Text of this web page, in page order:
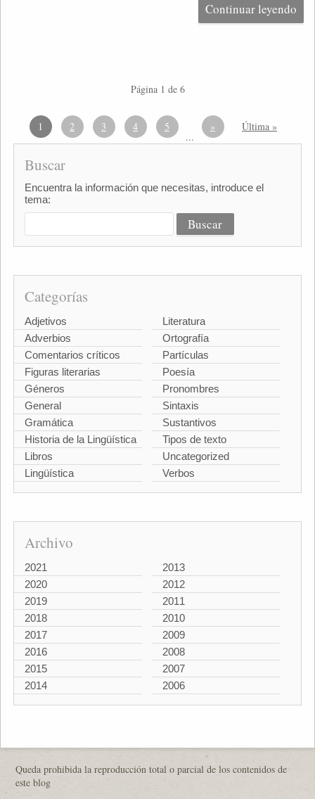
Continuar leyendo
Página 1 de 6
1 2 3 4 5
...
» Última »
Buscar
Encuentra la información que necesitas, introduce el
tema:
Categorías
Adjetivos
Adverbios
Comentarios críticos
Figuras literarias
Géneros
General
Gramática
Historia de la Lingüística
Libros
Lingüística
Literatura
Ortografía
Partículas
Poesía
Pronombres
Sintaxis
Sustantivos
Tipos de texto
Uncategorized
Verbos
Archivo
2021
2020
2019
2018
2017
2016
2015
2014
2013
2012
2011
2010
2009
2008
2007
2006
Queda prohibida la reproducción total o parcial de los contenidos de
este blog